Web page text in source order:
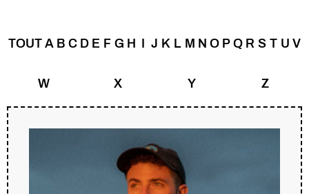
TOUT A B C D E F G H J K L M N O P Q R S T U V
W X Y Z